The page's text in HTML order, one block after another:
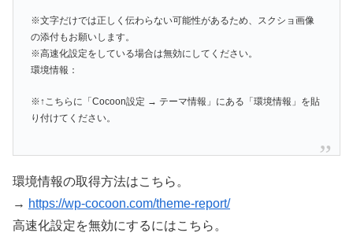
※文字だけでは正しく伝わらない可能性があるため、スクショ画像
の添付もお願いします。
※高速化設定をしている場合は無効にしてください。
環境情報：
※↑こちらに「Cocoon設定 → テーマ情報」にある「環境情報」を貼
り付けてください。
環境情報の取得方法はこちら。
→ https://wp-cocoon.com/theme-report/
高速化設定を無効にするにはこちら。